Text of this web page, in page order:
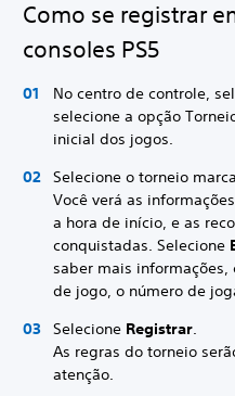
Como se registrar
consoles PS5
No centro de controle,
selecione a opção
inicial dos jogos.
Selecione o torneio
Você verá as
a hora de início, e as
conquistadas. Selecione
saber mais
de jogo, o número de
Selecione Registrar.
As regras do torneio
atenção.